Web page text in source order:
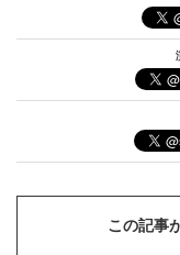
この記事